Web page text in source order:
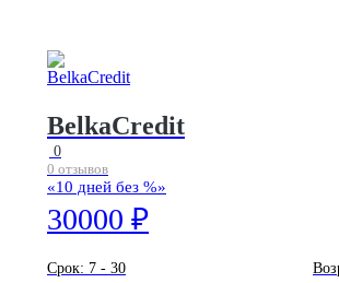
BelkaCredit
0
0 отзывов
«10 дней без %»
30000 ₽
Срок: 7 - 30